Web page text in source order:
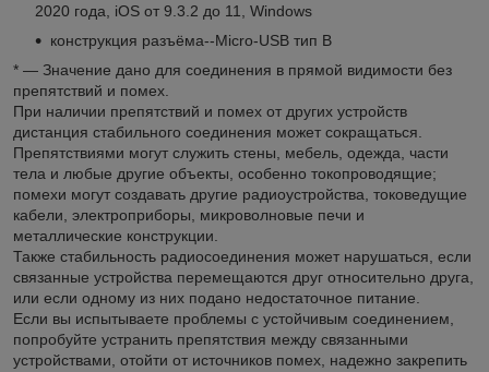
2020 года, iOS от 9.3.2 до 11, Windows
конструкция разъёма--Micro-USB тип B
* — Значение дано для соединения в прямой видимости без
препятствий и помех.
При наличии препятствий и помех от других устройств
дистанция стабильного соединения может сокращаться.
Препятствиями могут служить стены, мебель, одежда, части
тела и любые другие объекты, особенно токопроводящие;
помехи могут создавать другие радиоустройства, токоведущие
кабели, электроприборы, микроволновые печи и
металлические конструкции.
Также стабильность радиосоединения может нарушаться, если
связанные устройства перемещаются друг относительно друга,
или если одному из них подано недостаточное питание.
Если вы испытываете проблемы с устойчивым соединением,
попробуйте устранить препятствия между связанными
устройствами, отойти от источников помех, надежно закрепить